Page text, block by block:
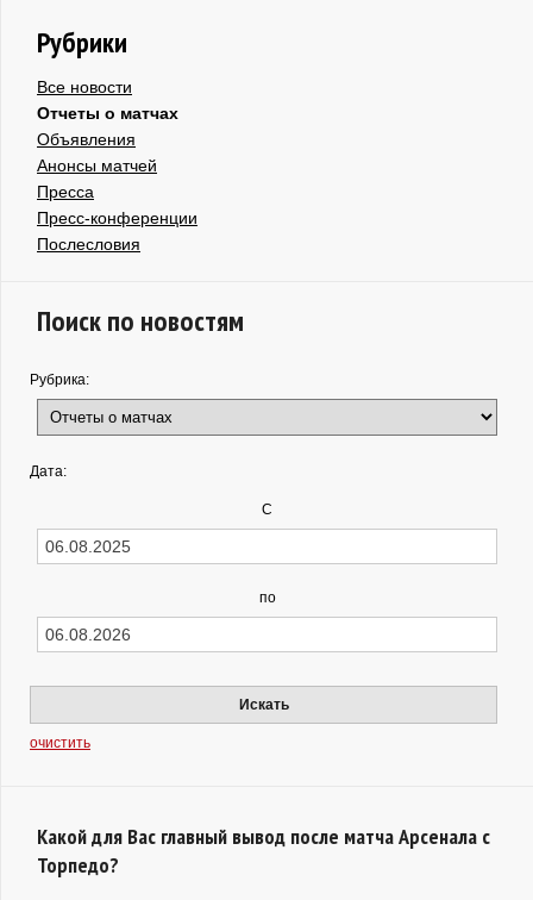
Рубрики
Все новости
Отчеты о матчах
Объявления
Анонсы матчей
Пресса
Пресс-конференции
Послесловия
Поиск по новостям
Рубрика:
Дата:
С
по
Искать
очистить
Какой для Вас главный вывод после матча Арсенала с
Торпедо?